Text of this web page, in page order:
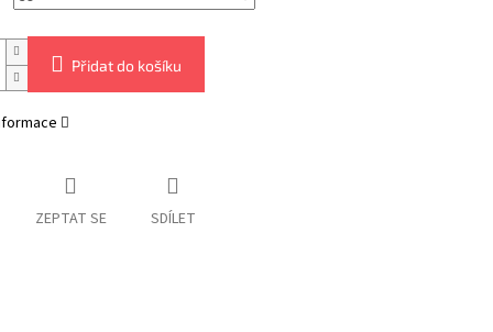
Přidat do košíku
ZEPTAT SE SDÍLET